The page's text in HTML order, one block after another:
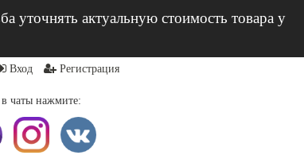
уточнять актуальную стоимость товара у
Вход Регистрация
чаты нажмите: